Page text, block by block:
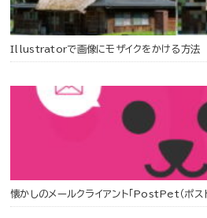
Illustratorで画像にモザイクをかける方法
懐かしのメールクライアント「PostPet（ポス